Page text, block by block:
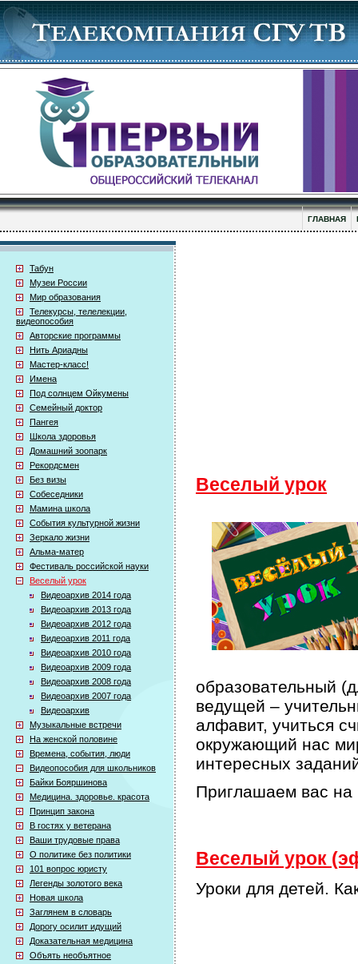
ГЛАВНАЯ
Табун
Музеи России
Мир образования
Телекурсы, телелекции,
видеопособия
Авторские программы
Нить Ариадны
Мастер-класс!
Имена
Под солнцем Ойкумены
Семейный доктор
Пангея
Школа здоровья
Домашний зоопарк
Рекордсмен
Без визы
Собеседники
Мамина школа
События культурной жизни
Зеркало жизни
Альма-матер
Фестиваль российской науки
Веселый урок
Видеоархив 2014 года
Видеоархив 2013 года
Видеоархив 2012 года
Видеоархив 2011 года
Видеоархив 2010 года
Видеоархив 2009 года
Видеоархив 2008 года
Видеоархив 2007 года
Видеоархив
Музыкальные встречи
На женской половине
Времена, события, люди
Видеопособия для школьников
Байки Бояршинова
Медицина. здоровье. красота
Принцип закона
В гостях у ветерана
Ваши трудовые права
О политике без политики
101 вопрос юристу
Легенды золотого века
Новая школа
Заглянем в словарь
Дорогу осилит идущий
Доказательная медицина
Объять необъятное
Веселый урок
образовательный
ведущей –
алфавит, учиться
окружающий нас
интересных
Приглашаем вас
Веселый урок
Уроки для детей.